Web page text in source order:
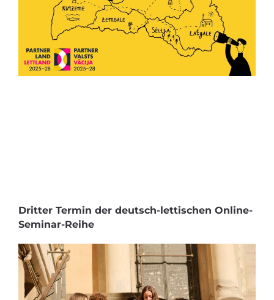
Dritter Termin der deutsch-lettischen Online-
Seminar-Reihe